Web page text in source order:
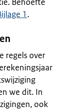
1 .
regels over
we dit. In
ook